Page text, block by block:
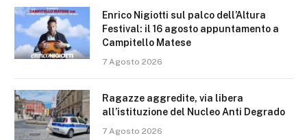
Enrico Nigiotti sul palco dell’Altura
Festival: il 16 agosto appuntamento a
Campitello Matese
7 Agosto 2026
Ragazze aggredite, via libera
all’istituzione del Nucleo Anti Degrado
7 Agosto 2026